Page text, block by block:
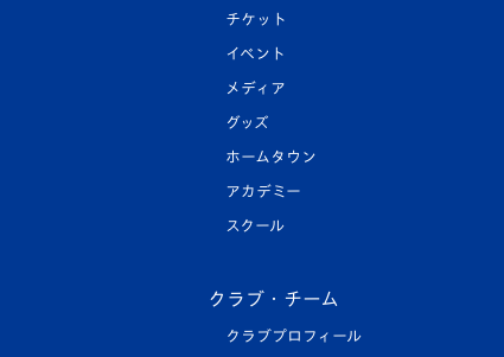
チケット
イベント
メディア
グッズ
ホームタウン
アカデミー
スクール
クラブ・チーム
クラブプロフィール